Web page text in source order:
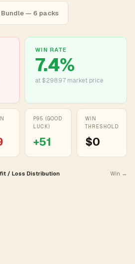
Bundle — 6 packs
WIN RATE
7.4%
at $298.97 market price
P95 (GOOD
LUCK)
+51
WIN
THRESHOLD
$0
/ Loss Distribution Win →